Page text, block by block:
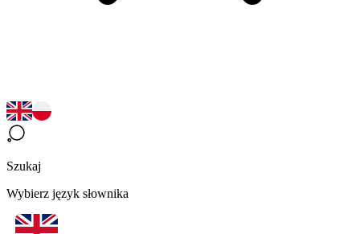
Szukaj
Wybierz język słownika